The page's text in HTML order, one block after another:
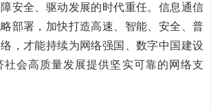
安全、驱动发展的时代重任。信息通信
部署，加快打造高速、智能、安全、普
，才能持续为网络强国、数字中国建设
社会高质量发展提供坚实可靠的网络支